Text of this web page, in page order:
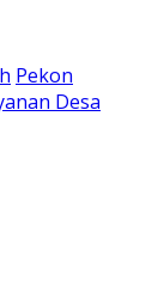
Pekon
Desa